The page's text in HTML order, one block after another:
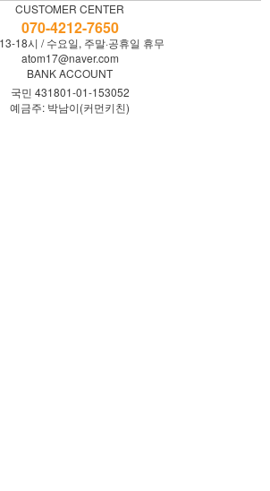
CUSTOMER CENTER
070-4212-7650
18시 / 수요일, 주말·공휴일 휴무
atom17@naver.com
BANK ACCOUNT
국민 431801-01-153052
예금주: 박남이(커먼키친)